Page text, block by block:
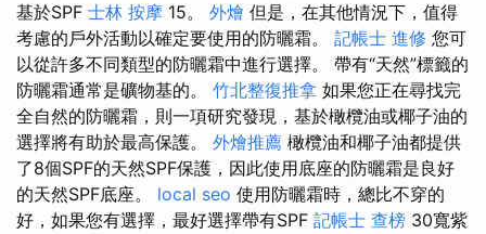
基於SPF 士林 按摩 15。 外燴 但是，在其他情況下，值得
考慮的戶外活動以確定要使用的防曬霜。 記帳士 進修 您可
以從許多不同類型的防曬霜中進行選擇。 帶有“天然”標籤的
防曬霜通常是礦物基的。 竹北整復推拿 如果您正在尋找完
全自然的防曬霜，則一項研究發現，基於橄欖油或椰子油的
選擇將有助於最高保護。 外燴推薦 橄欖油和椰子油都提供
了8個SPF的天然SPF保護，因此使用底座的防曬霜是良好
的天然SPF底座。 local seo 使用防曬霜時，總比不穿的
好，如果您有選擇，最好選擇帶有SPF 記帳士 查榜 30寬紫